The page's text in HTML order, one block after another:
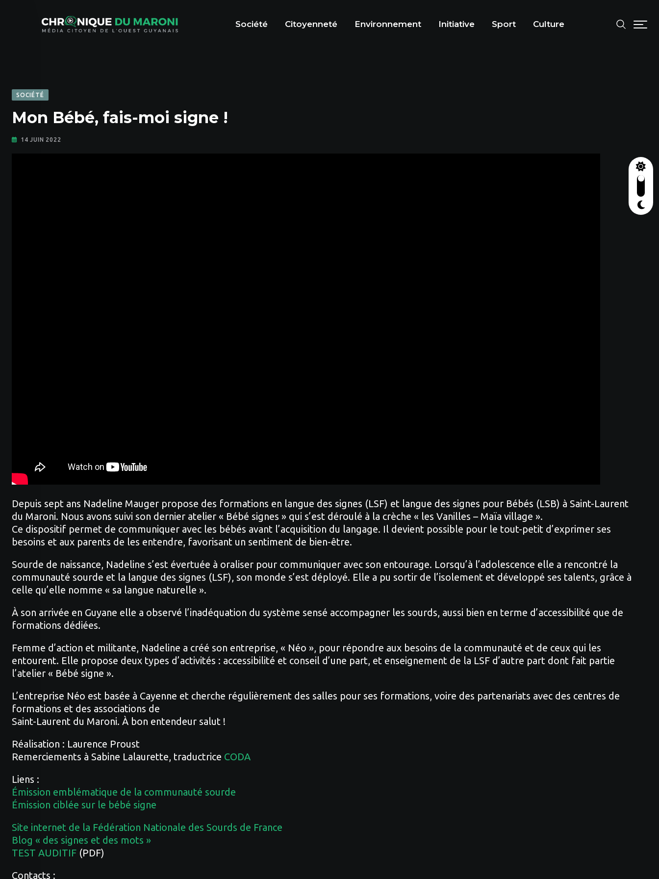
Société Citoyenneté Environnement Initiative Sport Culture
SOCIÉTÉ
Mon Bébé, fais-moi signe !
14 JUIN 2022
Depuis sept ans Nadeline Mauger propose des formations en langue des signes (LSF) et langue des signes pour Bébés (LSB) à Saint-Laurent
du Maroni. Nous avons suivi son dernier atelier « Bébé signes » qui s’est déroulé à la crèche « les Vanilles – Maïa village ».
Ce dispositif permet de communiquer avec les bébés avant l’acquisition du langage. Il devient possible pour le tout-petit d’exprimer ses
besoins et aux parents de les entendre, favorisant un sentiment de bien-être.
Sourde de naissance, Nadeline s’est évertuée à oraliser pour communiquer avec son entourage. Lorsqu’à l’adolescence elle a rencontré la
communauté sourde et la langue des signes (LSF), son monde s’est déployé. Elle a pu sortir de l’isolement et développé ses talents, grâce à
celle qu’elle nomme « sa langue naturelle ».
À son arrivée en Guyane elle a observé l’inadéquation du système sensé accompagner les sourds, aussi bien en terme d’accessibilité que de
formations dédiées.
Femme d’action et militante, Nadeline a créé son entreprise, « Néo », pour répondre aux besoins de la communauté et de ceux qui les
entourent. Elle propose deux types d’activités : accessibilité et conseil d’une part, et enseignement de la LSF d’autre part dont fait partie
l’atelier « Bébé signe ».
L’entreprise Néo est basée à Cayenne et cherche régulièrement des salles pour ses formations, voire des partenariats avec des centres de
formations et des associations de
Saint-Laurent du Maroni. À bon entendeur salut !
Réalisation : Laurence Proust
Remerciements à Sabine Lalaurette, traductrice CODA
Liens :
Émission emblématique de la communauté sourde
Émission ciblée sur le bébé signe
Site internet de la Fédération Nationale des Sourds de France
Blog « des signes et des mots »
TEST AUDITIF (PDF)
Contacts :